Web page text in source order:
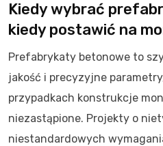
Kiedy wybrać
kiedy postawić na
Prefabrykaty betonowe to
jakość i precyzyjne
przypadkach konstrukcje
niezastąpione. Projekty o
niestandardowych